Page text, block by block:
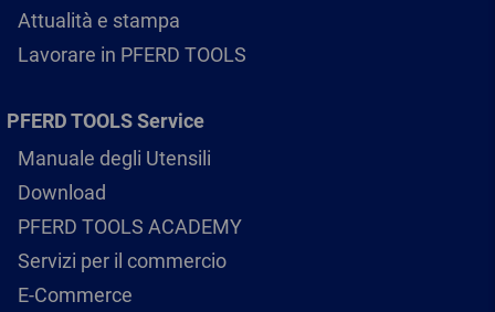
Attualità e stampa
Lavorare in PFERD TOOLS
PFERD TOOLS Service
Manuale degli Utensili
Download
PFERD TOOLS ACADEMY
Servizi per il commercio
E-Commerce